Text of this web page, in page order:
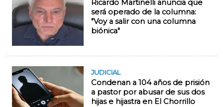
Ricardo Martinelli anuncia que
será operado de la columna:
"Voy a salir con una columna
biónica"
JUDICIAL
Condenan a 104 años de prisión
a pastor por abusar de sus dos
hijas e hijastra en El Chorrillo